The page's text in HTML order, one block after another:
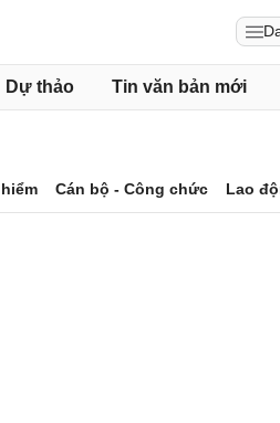
Dự thảo Tin văn bản mới
Cán bộ - Công chức Lao